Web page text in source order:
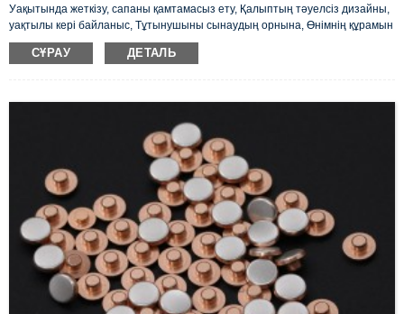
Уақытында жеткізу, сапаны қамтамасыз ету, Қалыптың тәуелсіз дизайны,
уақтылы кері байланыс, Тұтынушыны сынаудың орнына, Өнімнің құрамын
талдау.
СҰРАУ ДЕТАЛЬ